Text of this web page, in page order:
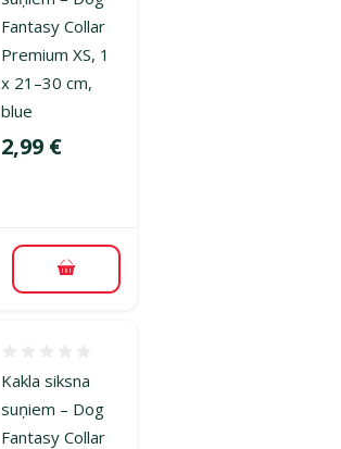
Fantasy Collar
Premium XS, 1
x 21–30 cm,
blue
Cena
2,99 €
Pievienot grozam
Kakla siksna
suņiem – Dog
Fantasy Collar